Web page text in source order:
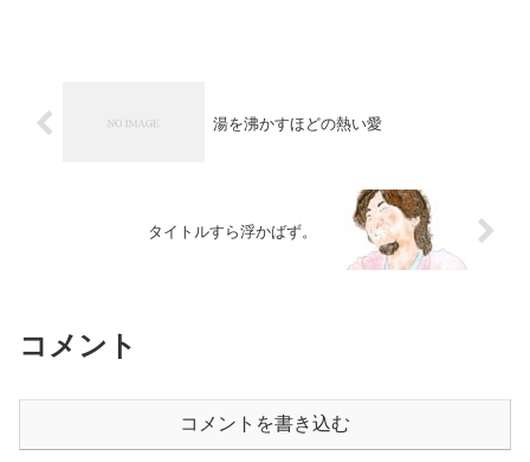
湯を沸かすほどの熱い愛
タイトルすら浮かばず。
コメント
コメントを書き込む